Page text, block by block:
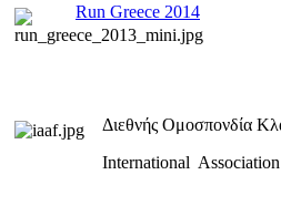
Run Greece 2014
Διεθνής Ομοσπονδία
International